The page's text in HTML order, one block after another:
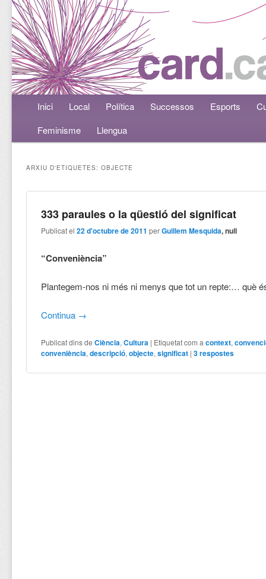
Menú principalAneu al contingut principal
Aneu al contingut secundari
Inici Local Política Successos Esports
Feminisme
Llengua
ARXIU D'ETIQUETES:OBJECTE
333 paraules o la qüestió del significat
Publicat el22 d'octubre de 2011 perGuillem Mesquida, null
“Conveniència”
Plantegem-nos ni més ni menys que tot un repte:… què
Continua →
Publicat dins de Ciència,Cultura | Etiquetat com a context,
conveniència,descripció,objecte,significat |3respostes